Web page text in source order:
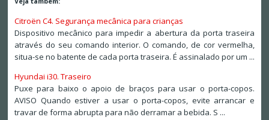
Citroën C4. Segurança mecânica para crianças
Dispositivo mecânico para impedir a abertura da porta traseira
através do seu comando interior. O comando, de cor vermelha,
situa-se no batente de cada porta traseira. É assinalado por um ...
Hyundai i30. Traseiro
Puxe para baixo o apoio de braços para usar o porta-copos.
AVISO Quando estiver a usar o porta-copos, evite arrancar e
travar de forma abrupta para não derramar a bebida. S ...